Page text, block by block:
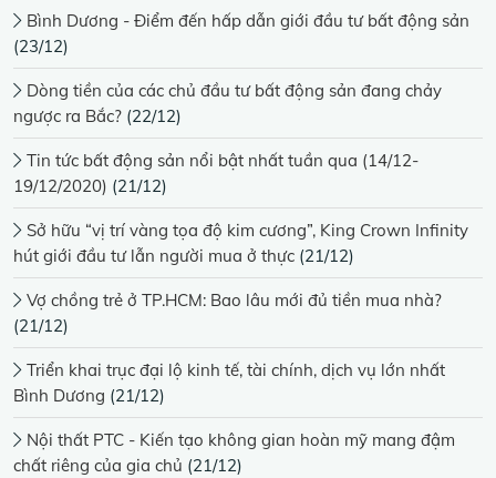
Bình Dương - Điểm đến hấp dẫn giới đầu tư bất động sản
(23/12)
Dòng tiền của các chủ đầu tư bất động sản đang chảy
ngược ra Bắc? (22/12)
Tin tức bất động sản nổi bật nhất tuần qua (14/12-
19/12/2020) (21/12)
Sở hữu “vị trí vàng tọa độ kim cương”, King Crown Infinity
hút giới đầu tư lẫn người mua ở thực (21/12)
Vợ chồng trẻ ở TP.HCM: Bao lâu mới đủ tiền mua nhà?
(21/12)
Triển khai trục đại lộ kinh tế, tài chính, dịch vụ lớn nhất
Bình Dương (21/12)
Nội thất PTC - Kiến tạo không gian hoàn mỹ mang đậm
chất riêng của gia chủ (21/12)